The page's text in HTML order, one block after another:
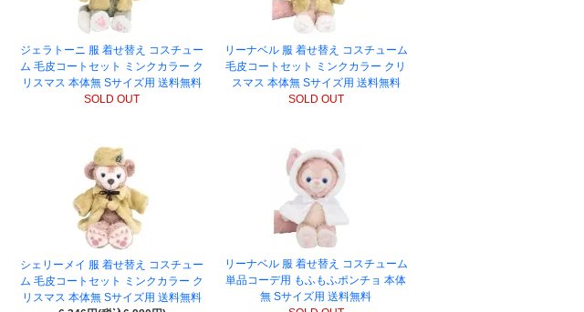
ジェラトーニ 服 着せ替え コスチュー
ム 毛皮コートセット ミンクカラー ク
リスマス 本体無 Sサイズ用 送料無料
SOLD OUT
リーナベル 服 着せ替え コスチューム
毛皮コートセット ミンクカラー クリ
スマス 本体無 Sサイズ用 送料無料
SOLD OUT
シェリーメイ 服 着せ替え コスチュー
ム 毛皮コートセット ミンクカラー ク
リスマス 本体無 Sサイズ用 送料無料
リーナベル 服 着せ替え コスチューム
単品コーデ用 もふもふポンチョ 本体
無 Sサイズ用 送料無料